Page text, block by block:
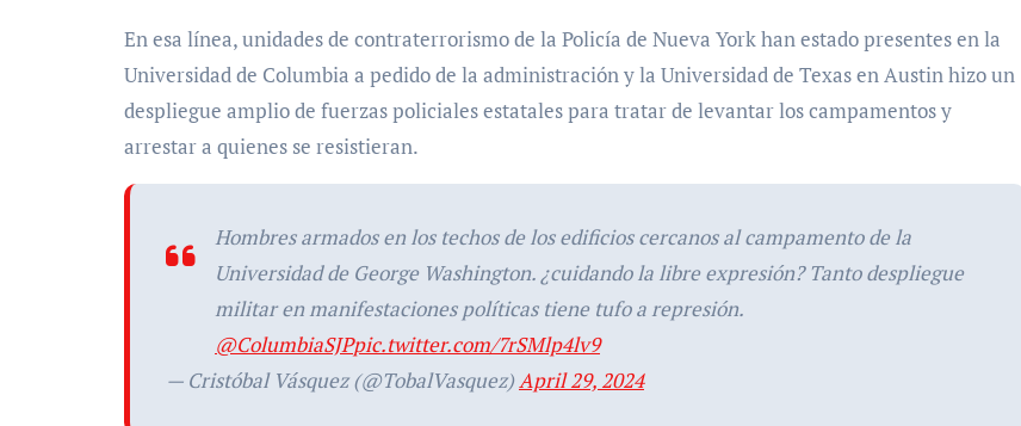
En esa línea, unidades de contraterrorismo de la Policía de Nueva York han estado presentes en la
Universidad de Columbia a pedido de la administración y la Universidad de Texas en Austin hizo un
despliegue amplio de fuerzas policiales estatales para tratar de levantar los campamentos y
arrestar a quienes se resistieran.
Hombres armados en los techos de los edificios cercanos al campamento de la
Universidad de George Washington. ¿cuidando la libre expresión? Tanto despliegue
militar en manifestaciones políticas tiene tufo a represión.
@ColumbiaSJPpic.twitter.com/7rSMlp4lv9
— Cristóbal Vásquez (@TobalVasquez) April 29, 2024